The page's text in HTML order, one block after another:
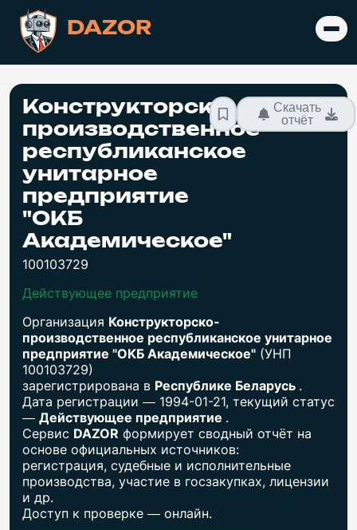
DAZOR
Конструкторско-
производственное
республиканское
унитарное
предприятие
"ОКБ
Академическое"
100103729
Скачать
отчёт
Действующее предприятие
Организация Конструкторско-
производственное республиканское унитарное
предприятие "ОКБ Академическое" (УНП
100103729)
зарегистрирована в Республике Беларусь .
Дата регистрации — 1994-01-21, текущий статус
— Действующее предприятие .
Сервис DAZOR формирует сводный отчёт на
основе официальных источников:
регистрация, судебные и исполнительные
производства, участие в госзакупках, лицензии
и др.
Доступ к проверке — онлайн.